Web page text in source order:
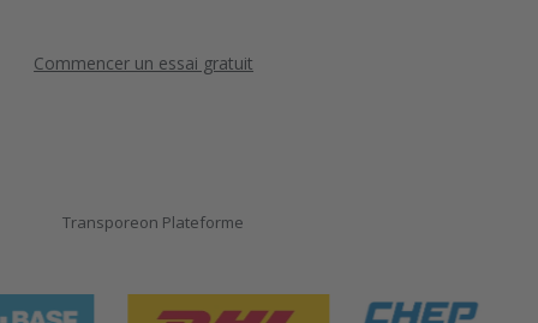
Commencer un essai gratuit
Transporeon Plateforme